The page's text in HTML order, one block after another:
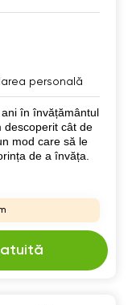
personală
în învățământul
descoperit cât de
mod care să le
de a învăța.